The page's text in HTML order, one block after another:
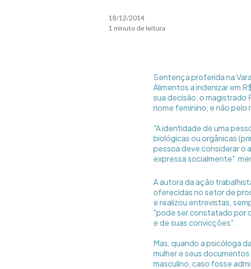
18/12/2014
1 minuto de leitura
Sentença proferida na
Alimentos a indenizar em
sua decisão, o magistrado
nome feminino, e não
"A identidade de uma
biológicas ou orgânicas
pessoa deve considerar o
expressa socialmente" 
A autora da ação
oferecidas no setor de
e realizou entrevistas,
"pode ser constatado por
e de suas convicções".
Mas, quando a psicóloga
mulher e seus
masculino, caso fosse